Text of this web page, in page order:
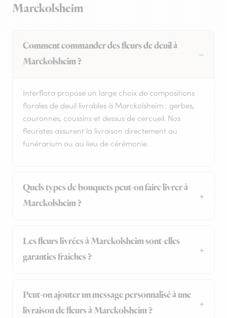
Marckolsheim
Comment commander des fleurs de deuil à
Marckolsheim ?
Interflora propose un large choix de compositions
florales de deuil livrables à Marckolsheim : gerbes,
couronnes, coussins et dessus de cercueil. Nos
fleuristes assurent la livraison directement au
funérarium ou au lieu de cérémonie.
Quels types de bouquets peut-on faire livrer à
Marckolsheim ?
Les fleurs livrées à Marckolsheim sont-elles
garanties fraîches ?
Peut-on ajouter un message personnalisé à une
livraison de fleurs à Marckolsheim ?